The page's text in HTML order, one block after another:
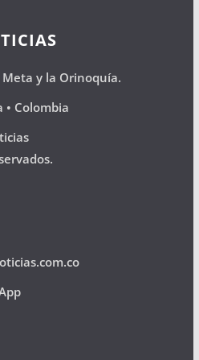
y la Orinoquía.
• Colombia